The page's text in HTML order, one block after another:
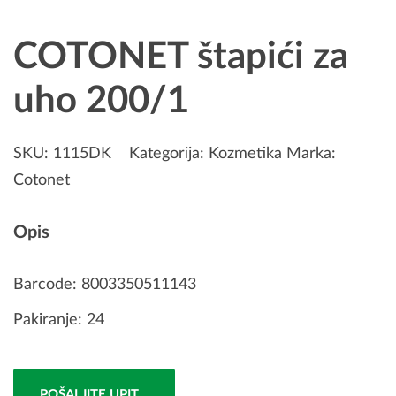
COTONET štapići za
uho 200/1
SKU: 1115DK Kategorija: Kozmetika Marka:
Cotonet
Opis
Barcode: 8003350511143
Pakiranje: 24